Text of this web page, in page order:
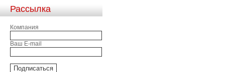
Рассылка
Компания
Ваш E-mail